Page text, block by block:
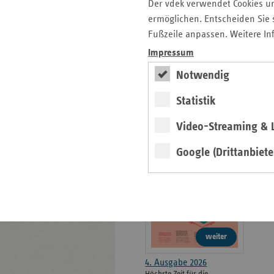
Der vdek verwendet Cookies
ermöglichen. Entscheiden
Fußzeile anpassen. Weitere
Impressum
Notwendig
Statistik
Video-Streaming &
Google
Informationen
Kontakt und Anfahrt
Der vdek
Karriere
Die GKV
ePaper
weiter
4. Ausgabe 2026